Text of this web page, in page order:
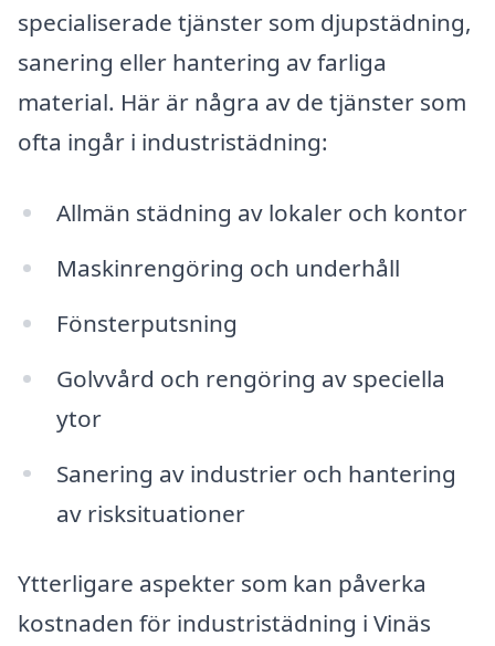
specialiserade tjänster som djupstädning,
sanering eller hantering av farliga
material. Här är några av de tjänster som
ofta ingår i industristädning:
Allmän städning av lokaler och kontor
Maskinrengöring och underhåll
Fönsterputsning
Golvvård och rengöring av speciella
ytor
Sanering av industrier och hantering
av risksituationer
Ytterligare aspekter som kan påverka
kostnaden för industristädning i Vinäs